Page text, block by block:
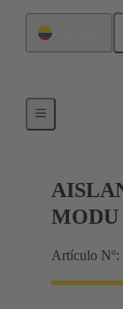
MODU
Artículo Nº: